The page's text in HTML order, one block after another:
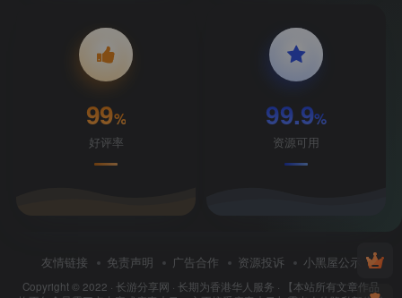
99%
好评率
99.9%
资源可用
友情链接 免责声明 广告合作 资源投诉 小黑屋公示
Copyright © 2022 · 长游分享网 · 长期为香港华人服务 · 【本站所有文章作品